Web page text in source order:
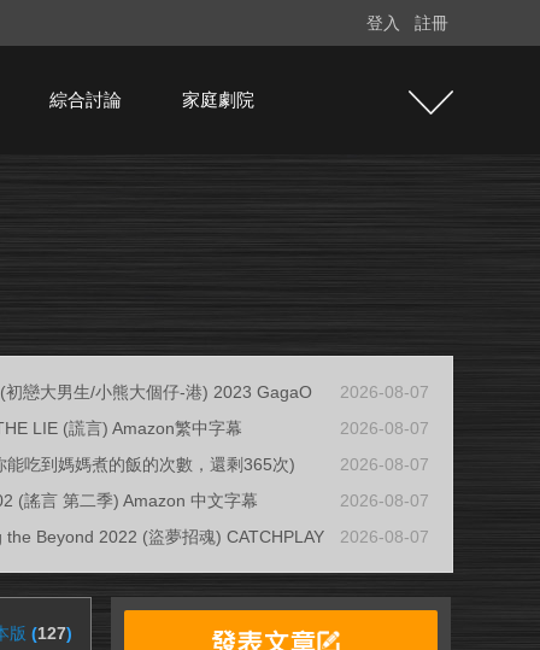
登入 註冊
綜合討論 家庭劇院
初戀大男生/小熊大個仔-港) 2023 GagaO
2026-08-07
LIE (謊言) Amazon繁中字幕
2026-08-07
能吃到媽媽煮的飯的次數，還剩365次)
2026-08-07
(謠言 第二季) Amazon 中文字幕
2026-08-07
the Beyond 2022 (盜夢招魂) CATCHPLAY
2026-08-07
版 (127)